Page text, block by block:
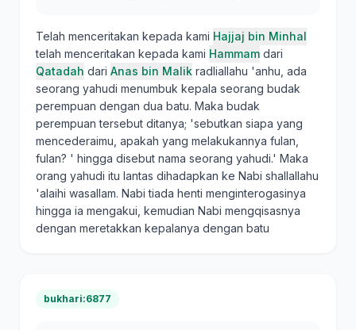
Telah menceritakan kepada kami Hajjaj bin Minhal
telah menceritakan kepada kami Hammam dari
Qatadah dari Anas bin Malik radliallahu 'anhu, ada
seorang yahudi menumbuk kepala seorang budak
perempuan dengan dua batu. Maka budak
perempuan tersebut ditanya; 'sebutkan siapa yang
mencederaimu, apakah yang melakukannya fulan,
fulan? ' hingga disebut nama seorang yahudi.' Maka
orang yahudi itu lantas dihadapkan ke Nabi shallallahu
'alaihi wasallam. Nabi tiada henti menginterogasinya
hingga ia mengakui, kemudian Nabi mengqisasnya
dengan meretakkan kepalanya dengan batu
bukhari:6877